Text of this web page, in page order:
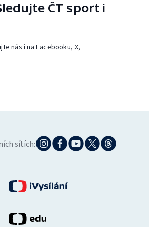
ČT sport i
nás i na Facebooku, X,
sítích: